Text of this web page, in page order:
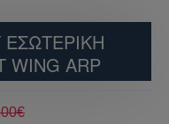
WING ARP